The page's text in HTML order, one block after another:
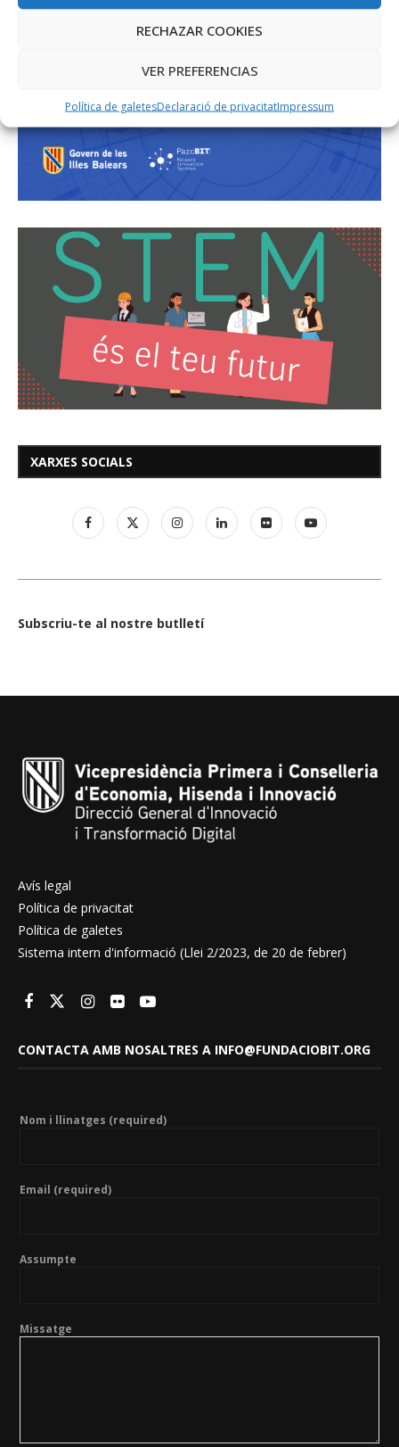
RECHAZAR COOKIES
VER PREFERENCIAS
Política de galetesDeclaració de privacitatImpressum
XARXES SOCIALS
Subscriu-te al nostre butlletí
Avís legal
Política de privacitat
Política de galetes
Sistema intern d'informació (Llei 2/2023, de 20 de febrer)
CONTACTA AMB NOSALTRES A INFO@FUNDACIOBIT.ORG
Nom i llinatges (required)
Email (required)
Assumpte
Missatge